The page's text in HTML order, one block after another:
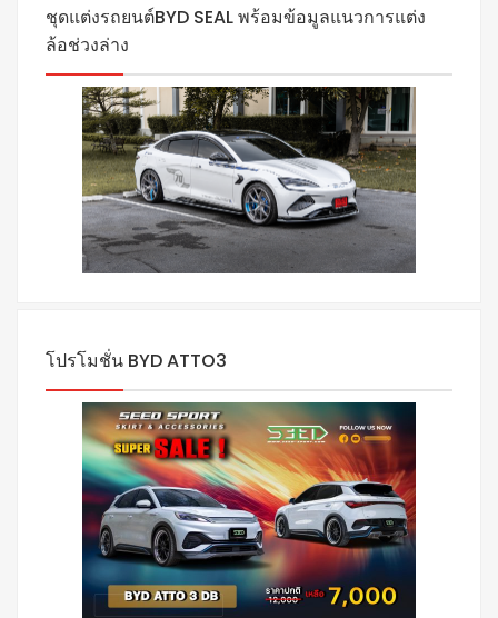
ชุดแต่งรถยนต์BYD SEAL พร้อมข้อมูลแนวการแต่ง
ล้อช่วงล่าง
โปรโมชั่น BYD ATTO3